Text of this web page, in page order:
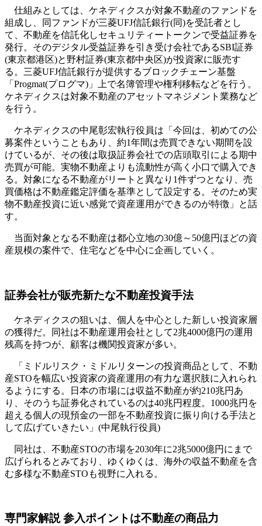
仕組みとしては、ケネディクスが対象不動産のファンドを
組成し、同ファンドが三菱UFJ信託銀行(同)を受託者とし
て、不動産を信託化しセキュリティートークンで受益証券を
発行。そのデジタル受益証券を引き受け会社であるSBI証券
(東京都港区)と野村証券(東京都中央区)が投資家に販売す
る。三菱UFJ信託銀行が提供するブロックチェーン基盤
「Progmat(プログマ)」上で名簿管理や権利移転などを行う。
ケネディクスは対象不動産のアセットマネジメント業務など
を行う。
ケネディクスの中尾彰宏執行役員は「今回は、初めての公
募案件ということもあり、約1年間は売買できない期間を設
けているが、その後は取扱証券会社での店頭取引による期中
売買が可能。実物不動産よりも流動性が高く小口で購入でき
る。対象になる不動産がリートと異なり1件ずつとなり、売
買価格は不動産鑑定評価を基準として設定する。そのため実
物不動産投資に近い感覚で資産運用ができるのが特徴」と話
す。
当面対象となる不動産は都心立地の30億～50億円ほどの資
産規模の案件で、住宅などを中心に企画していく。
証券会社が販売新たな不動産投資手法
ケネディクスの狙いは、個人を中心とした新しい投資家層
の獲得だ。同社は不動産運用会社として2兆4000億円の運用
残高を持つが、顧客は機関投資家が多い。
「ミドルリスク・ミドルリターンの投資商品として、不動
産STOを幅広い投資家の資産運用の有力な選択肢に入れられ
るようにする。日本の市場には収益不動産が約210兆円あ
り、そのうち証券化されているのは40兆円程度。1000兆円を
超える個人の現預金の一部を不動産投資に振り向ける手法と
して広げていきたい」(中尾執行役員)
同社は、不動産STOの市場を2030年に2兆5000億円にまで
広げられるとみており、ゆくゆくは、海外の収益不動産を含
む多様な不動産STOも視野に入れる。
専門家解説 参入ポイントは不動産の商品力